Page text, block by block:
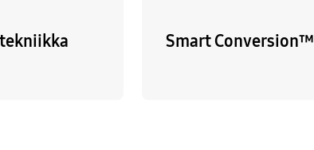
Smart Conversion™